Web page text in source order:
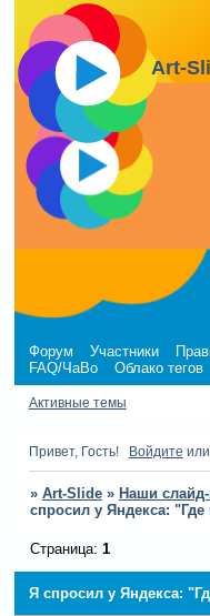
Art-
Форум Участники
FAQ/ЧаВо
Облако тегов
Активные темы
Привет, Гость! Войдите или
» Art-Slide » Наши
спросил у Яндекса:
Я спросил у Яндекса:
Страница: 1